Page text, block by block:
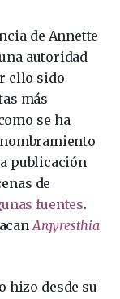
de Annette
autoridad
ello sido
más
se ha
publicación
de
fuentes.
Argyresthia
hizo desde su